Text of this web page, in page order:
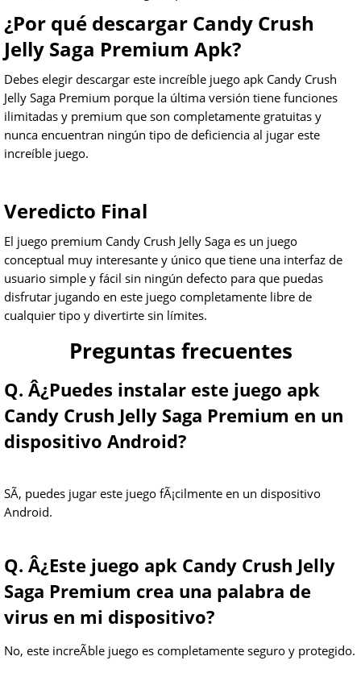
¿Por qué descargar Candy Crush
Jelly Saga Premium Apk?
Debes elegir descargar este increíble juego apk Candy Crush
Jelly Saga Premium porque la última versión tiene funciones
ilimitadas y premium que son completamente gratuitas y
nunca encuentran ningún tipo de deficiencia al jugar este
increíble juego.
Veredicto Final
El juego premium Candy Crush Jelly Saga es un juego
conceptual muy interesante y único que tiene una interfaz de
usuario simple y fácil sin ningún defecto para que puedas
disfrutar jugando en este juego completamente libre de
cualquier tipo y divertirte sin límites.
Preguntas frecuentes
Q. Â¿Puedes instalar este juego apk
Candy Crush Jelly Saga Premium en un
dispositivo Android?
SÃ­, puedes jugar este juego fÃ¡cilmente en un dispositivo
Android.
Q. Â¿Este juego apk Candy Crush Jelly
Saga Premium crea una palabra de
virus en mi dispositivo?
No, este increÃ­ble juego es completamente seguro y protegido.